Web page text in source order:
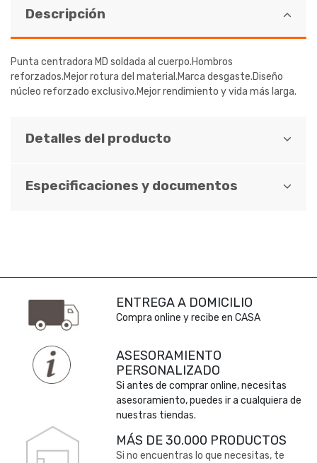
Descripción
Punta centradora MD soldada al cuerpo.Hombros
reforzados.Mejor rotura del material.Marca desgaste.Diseño
núcleo reforzado exclusivo.Mejor rendimiento y vida más larga.
Detalles del producto
Especificaciones y documentos
ENTREGA A DOMICILIO
Compra online y recibe en CASA
ASESORAMIENTO
PERSONALIZADO
Si antes de comprar online, necesitas
asesoramiento, puedes ir a cualquiera de
nuestras tiendas.
MÁS DE 30.000 PRODUCTOS
Si no encuentras lo que necesitas, te